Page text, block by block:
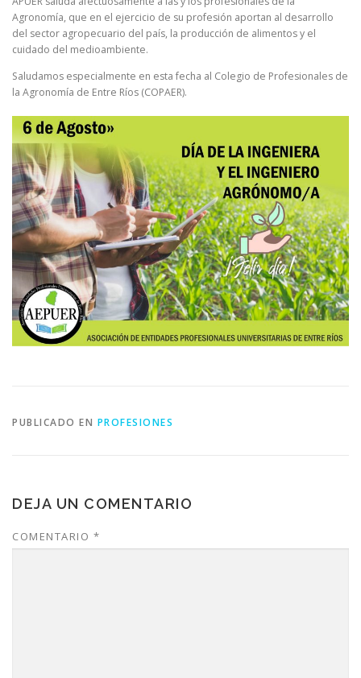
Agronomía, que en el ejercicio de su profesión aportan al desarrollo
del sector agropecuario del país, la producción de alimentos y el
cuidado del medioambiente.
Saludamos especialmente en esta fecha al Colegio de Profesionales de
la Agronomía de Entre Ríos (COPAER).
PUBLICADO EN PROFESIONES
DEJA UN COMENTARIO
COMENTARIO *